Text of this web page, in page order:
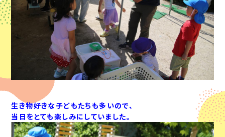
生き物好きな子どもたちも多いので、
当日をとても楽しみにしていました。